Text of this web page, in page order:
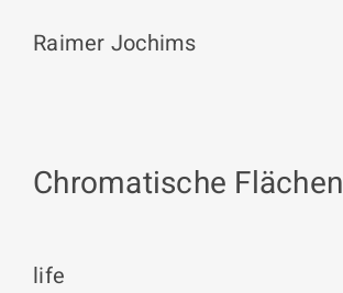
Raimer Jochims
Chromatische Flächen
life